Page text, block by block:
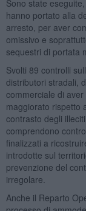
Sono state
hanno portato alla
arresto, per aver
omissivo e
sequestri di portata
Svolti 89 controlli
distributori stradali,
commerciale di
maggiorato rispetto
contrasto degli
comprendono
finalizzati a
introdotte sul
prevenzione del
irregolare.
Anche il Reparto